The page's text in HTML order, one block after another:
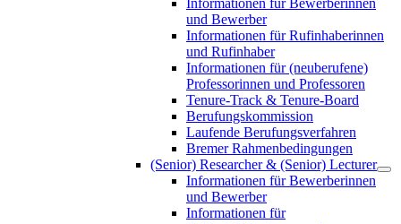
und Bewerber
Informationen für Rufinhaberinnen
und Rufinhaber
Informationen für (neuberufene)
Professorinnen und Professoren
Tenure-Track & Tenure-Board
Berufungskommission
Laufende Berufungsverfahren
Bremer Rahmenbedingungen
(Senior) Researcher & (Senior) Lecturer
Informationen für Bewerberinnen
und Bewerber
Informationen für